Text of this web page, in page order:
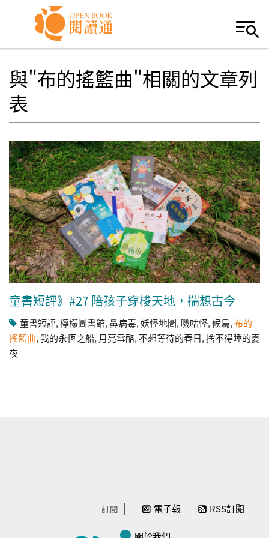
Skip to navigation
移至主內容
與"布的搖籃曲"相關的文章列
表
童書短評》#27 陪孩子穿梭天地，揣想古今
童書短評,檸檬圖書館,鼻病毒,妖怪地圖, 嘰咕怪,候鳥,布的
搖籃曲,我的永恆之船, 月亮雪酪,不想等待的春日,捨不得睡的夏
夜
訂閱 電子報 RSS訂閱